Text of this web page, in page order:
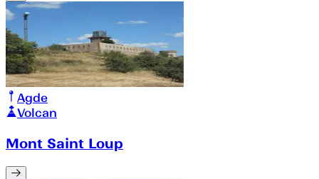
Agde
Volcan
Mont Saint Loup